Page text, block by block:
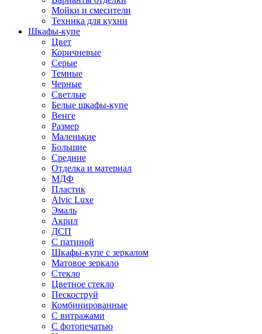
Мойки и смесители
Техника для кухни
Шкафы-купе
Цвет
Коричневые
Серые
Темные
Черные
Светлые
Белые шкафы-купе
Венге
Размер
Маленькие
Большие
Средние
Отделка и материал
МДФ
Пластик
Alvic Luxe
Эмаль
Акрил
ДСП
С патиной
Шкафы-купе с зеркалом
Матовое зеркало
Стекло
Цветное стекло
Пескоструй
Комбинированные
С витражами
С фотопечатью